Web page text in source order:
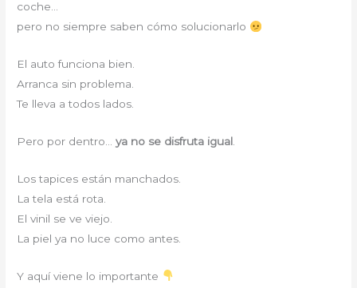
coche…
pero no siempre saben cómo solucionarlo
El auto funciona bien.
Arranca sin problema.
Te lleva a todos lados.
Pero por dentro…ya no se disfruta igual
Los tapices están manchados.
La tela está rota.
El vinil se ve viejo.
La piel ya no luce como antes.
Y aquí viene lo importante